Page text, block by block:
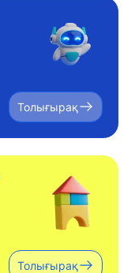
Толығырақ
Толығырақ